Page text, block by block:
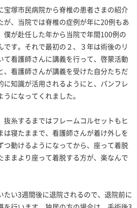
宝塚市民病院から脊椎の患者さまの紹介
が、当院では脊椎の症例が年に20例もあ
僕が赴任した年から当院で年間100例の
す。それで最初の２、３年は術後のリ
て看護師さんに講義を行って、啓蒙活動
、看護師さんが講義を受けた自分たちだ
に知識が活用されるようにと、パンフレ
になってくれました。
抜糸するまではフレームコルセットもヒ
は寝たままで、看護師さんが着け外しを
つ動けるようになってから、座って着脱
ままより座って着脱する方が、楽なんで
たい3週間後に退院されるので、退院前に